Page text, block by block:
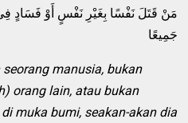
مَنْ قَتَلَ نَفْسًا بِغَيْرِ نَفْسٍ أَوْ فَسَادٍ
جَمِيعًا
manusia, bukan
orang lain, atau bukan
muka bumi, seakan-akan dia